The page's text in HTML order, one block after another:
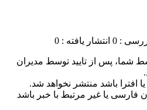
: 0 انتشار یافته : 0
شما، پس از تایید توسط مدیران
افترا باشد منتشر نخواهد شد.
فارسی یا غیر مرتبط با خبر باشد